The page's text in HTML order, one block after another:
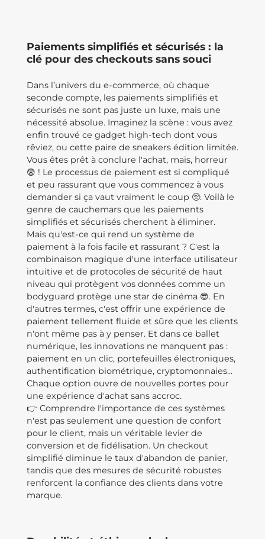
Paiements simplifiés et sécurisés : la
clé pour des checkouts sans souci
Dans l’univers du e-commerce, où chaque
seconde compte, les paiements simplifiés et
sécurisés ne sont pas juste un luxe, mais une
nécessité absolue. Imaginez la scène : vous avez
enfin trouvé ce gadget high-tech dont vous
rêviez, ou cette paire de sneakers édition limitée.
Vous êtes prêt à conclure l'achat, mais, horreur
😨 ! Le processus de paiement est si compliqué
et peu rassurant que vous commencez à vous
demander si ça vaut vraiment le coup 🥺. Voilà le
genre de cauchemars que les paiements
simplifiés et sécurisés cherchent à éliminer.
Mais qu'est-ce qui rend un système de
paiement à la fois facile et rassurant ? C'est la
combinaison magique d'une interface utilisateur
intuitive et de protocoles de sécurité de haut
niveau qui protègent vos données comme un
bodyguard protège une star de cinéma 😎. En
d'autres termes, c'est offrir une expérience de
paiement tellement fluide et sûre que les clients
n'ont même pas à y penser. Et dans ce ballet
numérique, les innovations ne manquent pas :
paiement en un clic, portefeuilles électroniques,
authentification biométrique, cryptomonnaies...
Chaque option ouvre de nouvelles portes pour
une expérience d'achat sans accroc.
👉 Comprendre l'importance de ces systèmes
n'est pas seulement une question de confort
pour le client, mais un véritable levier de
conversion et de fidélisation. Un checkout
simplifié diminue le taux d'abandon de panier,
tandis que des mesures de sécurité robustes
renforcent la confiance des clients dans votre
marque.